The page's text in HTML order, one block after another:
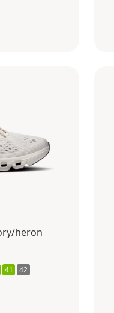
heron
41 42